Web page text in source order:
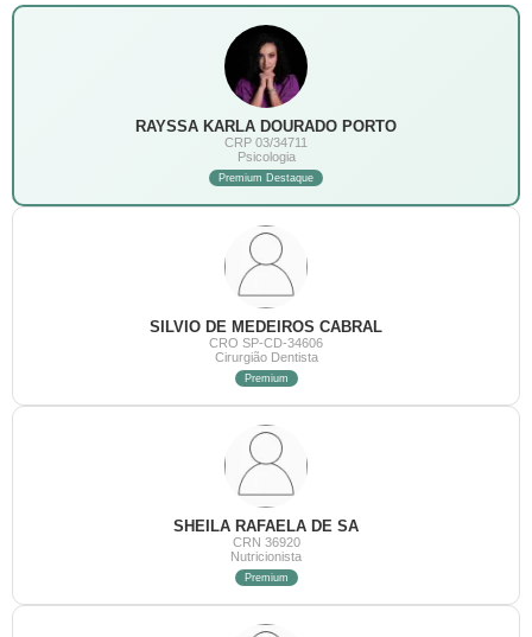
RAYSSA KARLA DOURADO PORTO
CRP 03/34711
Psicologia
Premium Destaque
SILVIO DE MEDEIROS CABRAL
CRO SP-CD-34606
Cirurgião Dentista
Premium
SHEILA RAFAELA DE SA
CRN 36920
Nutricionista
Premium